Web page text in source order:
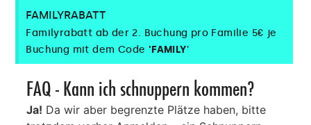
FAMILYRABATT
Familyrabatt ab der 2. Buchung pro Familie 5€ je
Buchung mit dem Code 'FAMILY'
FAQ - Kann ich schnuppern kommen?
Ja! Da wir aber begrenzte Plätze haben, bitte